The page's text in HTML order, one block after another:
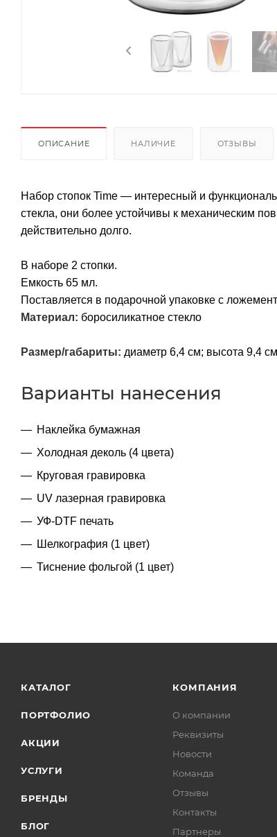
ОПИСАНИЕ НАЛИЧИЕ ОТЗЫВЫ
Набор стопок Time — интересный и
стекла, они более устойчивы к механическим
действительно долго.
В наборе 2 стопки.
Емкость 65 мл.
Поставляется в подарочной упаковке с
Материал: боросиликатное стекло
Размер/габариты: диаметр 6,4 см; высота 9,4
Варианты нанесения
Наклейка бумажная
Холодная деколь (4 цвета)
Круговая гравировка
UV лазерная гравировка
УФ-DTF печать
Шелкография (1 цвет)
Тиснение фольгой (1 цвет)
КАТАЛОГ
ПОРТФОЛИО
АКЦИИ
УСЛУГИ
БРЕНДЫ
БЛОГ
КОМПАНИЯ
О компании
Реквизиты
Новости
Команда
Отзывы
Контакты
Партнеры